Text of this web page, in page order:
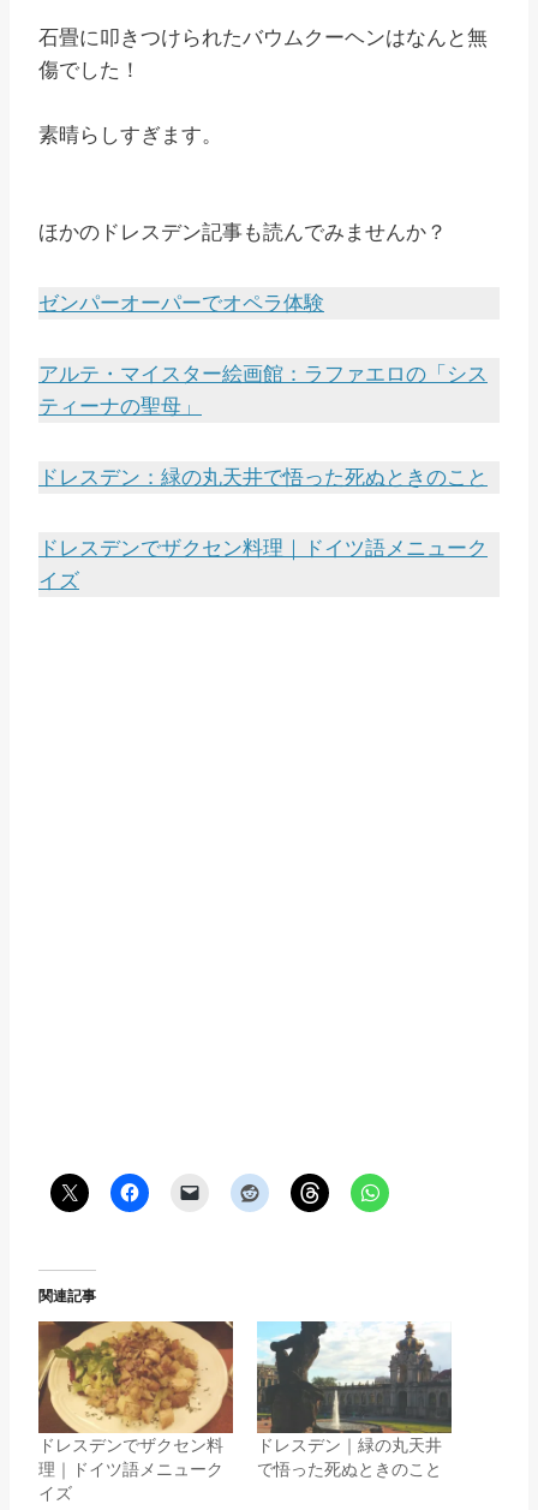
石畳に叩きつけられたバウムクーヘンはなんと無
傷でした！
素晴らしすぎます。
ほかのドレスデン記事も読んでみませんか？
ゼンパーオーパーでオペラ体験
アルテ・マイスター絵画館：ラファエロの「シス
ティーナの聖母」
ドレスデン：緑の丸天井で悟った死ぬときのこと
ドレスデンでザクセン料理｜ドイツ語メニューク
イズ
関連記事
ドレスデンでザクセン料
理｜ドイツ語メニューク
イズ
ドレスデン｜緑の丸天井
で悟った死ぬときのこと